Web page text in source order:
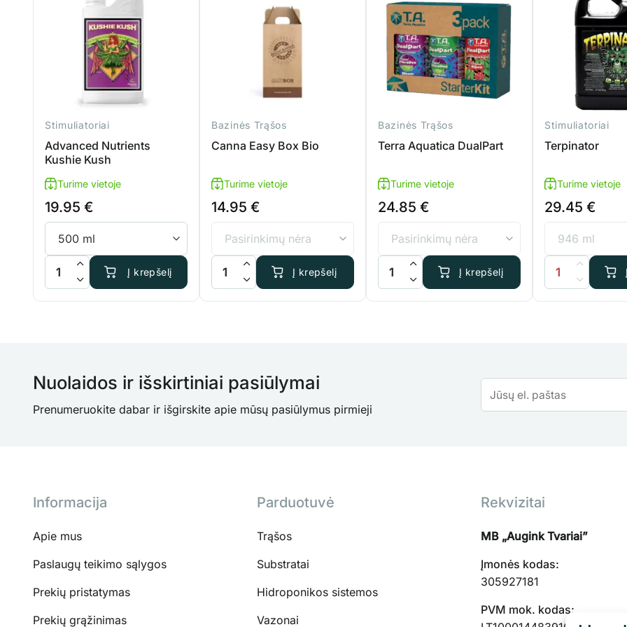
Stimuliatoriai
Advanced Nutrients
Kushie Kush
Turime vietoje
19.95 €
produkto kiekis: Advanced Nutrients Kushie Kush
Į krepšelį
Bazinės Trąšos
Canna Easy Box Bio
Turime vietoje
14.95 €
produkto kiekis: Canna Easy Box Bio
Į krepšelį
Bazinės Trąšos
Terra Aquatica DualPart
Turime vietoje
24.85 €
produkto kiekis: Terra Aquatica DualPart
Į krepšelį
Stimuliatoriai
Terpinator
Turime vietoje
29.45 €
produkto kiekis:
Nuolaidos ir išskirtiniai pasiūlymai
Prenumeruokite dabar ir išgirskite apie mūsų pasiūlymus pirmieji
Informacija
Apie mus
Paslaugų teikimo sąlygos
Prekių pristatymas
Prekių grąžinimas
Parduotuvė
Trąšos
Substratai
Hidroponikos sistemos
Vazonai
Rekvizitai
MB „Augink Tvariai”
Įmonės kodas:
305927181
PVM mok. kodas: